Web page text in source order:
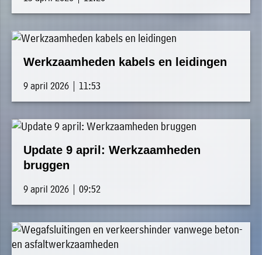
Werkzaamheden kabels en leidingen
9 april 2026 | 11:53
Update 9 april: Werkzaamheden
bruggen
9 april 2026 | 09:52